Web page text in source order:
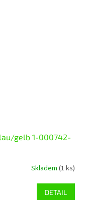
gelb 1-000742-
Skladem (1 ks)
DETAIL